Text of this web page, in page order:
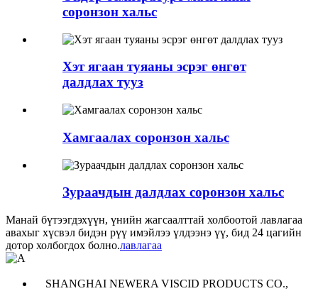
соронзон хальс
Хэт ягаан туяаны эсрэг өнгөт
далдлах тууз
Хамгаалах соронзон хальс
Зураачдын далдлах соронзон хальс
Манай бүтээгдэхүүн, үнийн жагсаалттай холбоотой лавлагаа
авахыг хүсвэл бидэн рүү имэйлээ үлдээнэ үү, бид 24 цагийн
дотор холбогдох болно.лавлагаа
SHANGHAI NEWERA VISCID PRODUCTS CO.,